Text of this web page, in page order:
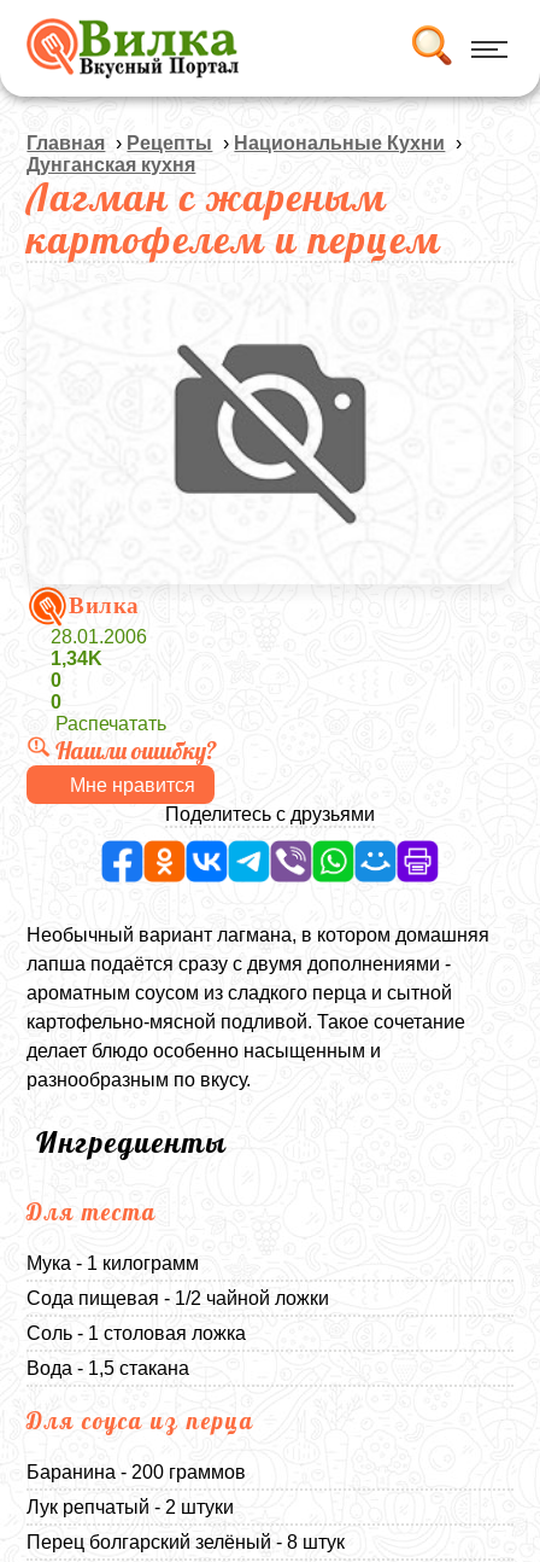
Главная › Рецепты › Национальные Кухни ›
Дунганская кухня
Лагман с жареным
картофелем и перцем
Вилка
28.01.2006
1,34K
0
0
Распечатать
Нашли ошибку?
Мне нравится
Поделитесь с друзьями
Необычный вариант лагмана, в котором домашняя
лапша подаётся сразу с двумя дополнениями -
ароматным соусом из сладкого перца и сытной
картофельно-мясной подливой. Такое сочетание
делает блюдо особенно насыщенным и
разнообразным по вкусу.
Ингредиенты
Для теста
Мука - 1 килограмм
Сода пищевая - 1/2 чайной ложки
Соль - 1 столовая ложка
Вода - 1,5 стакана
Для соуса из перца
Баранина - 200 граммов
Лук репчатый - 2 штуки
Перец болгарский зелёный - 8 штук